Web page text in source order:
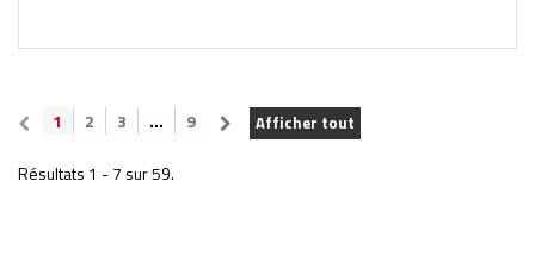
Afficher tout
1 2 3 ... 9
Résultats 1 - 7 sur 59.